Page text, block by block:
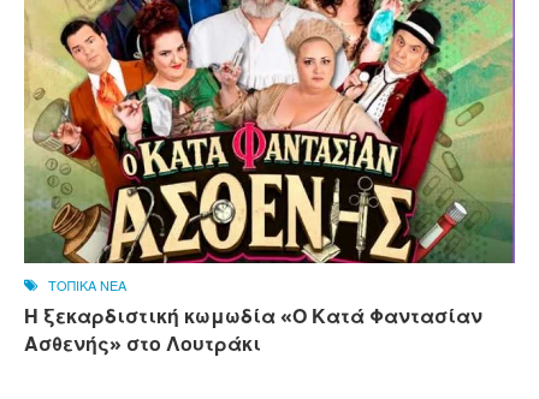
ΤΟΠΙΚΑ ΝΕΑ
Η ξεκαρδιστική κωμωδία «Ο Κατά Φαντασίαν
Ασθενής» στο Λουτράκι